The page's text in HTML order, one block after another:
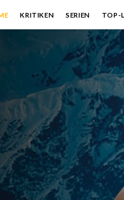
KRITIKEN SERIEN TOP-